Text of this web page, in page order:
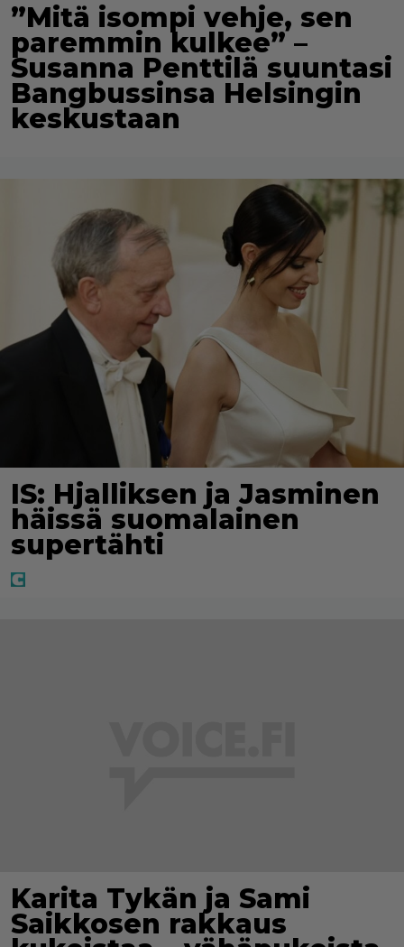
”Mitä isompi vehje, sen
paremmin kulkee” –
Susanna Penttilä suuntasi
Bangbussinsa Helsingin
keskustaan
IS: Hjalliksen ja Jasminen
häissä suomalainen
supertähti
Karita Tykän ja Sami
Saikkosen rakkaus